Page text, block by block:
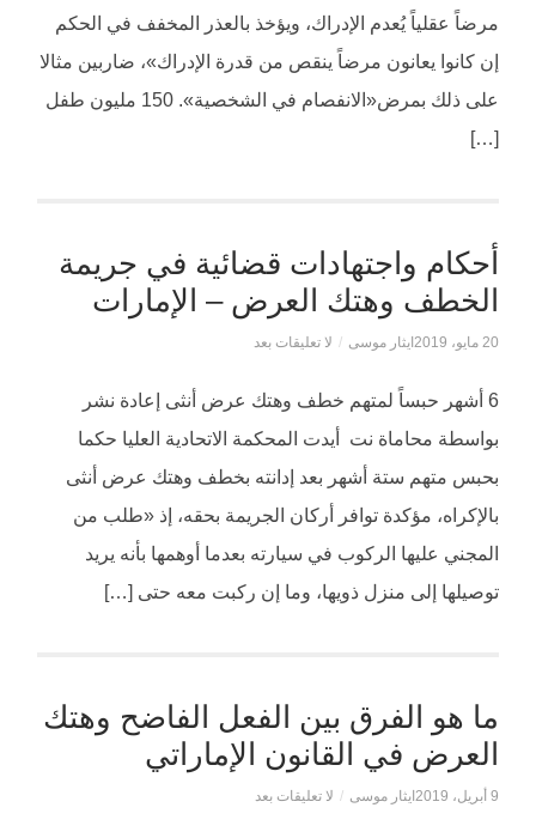
مرضاً عقلياً يُعدم الإدراك، ويؤخذ بالعذر المخفف في الحكم
إن كانوا يعانون مرضاً ينقص من قدرة الإدراك»، ضاربين مثالا
على ذلك بمرض«الانفصام في الشخصية». 150 مليون طفل
[…]
أحكام واجتهادات قضائية في جريمة
الخطف وهتك العرض – الإمارات
20 مايو، 2019 ايثار موسى / لا تعليقات بعد
‬6 أشهر حبساً لمتهم خطف وهتك عرض أنثى إعادة نشر
بواسطة محاماة نت أيدت المحكمة الاتحادية العليا حكما
بحبس متهم ستة أشهر بعد إدانته بخطف وهتك عرض أنثى
بالإكراه، مؤكدة توافر أركان الجريمة بحقه، إذ «طلب من
المجني عليها الركوب في سيارته بعدما أوهمها بأنه يريد
توصيلها إلى منزل ذويها، وما إن ركبت معه حتى […]
ما هو الفرق بين الفعل الفاضح وهتك
العرض في القانون الإماراتي
9 أبريل، 2019 ايثار موسى / لا تعليقات بعد